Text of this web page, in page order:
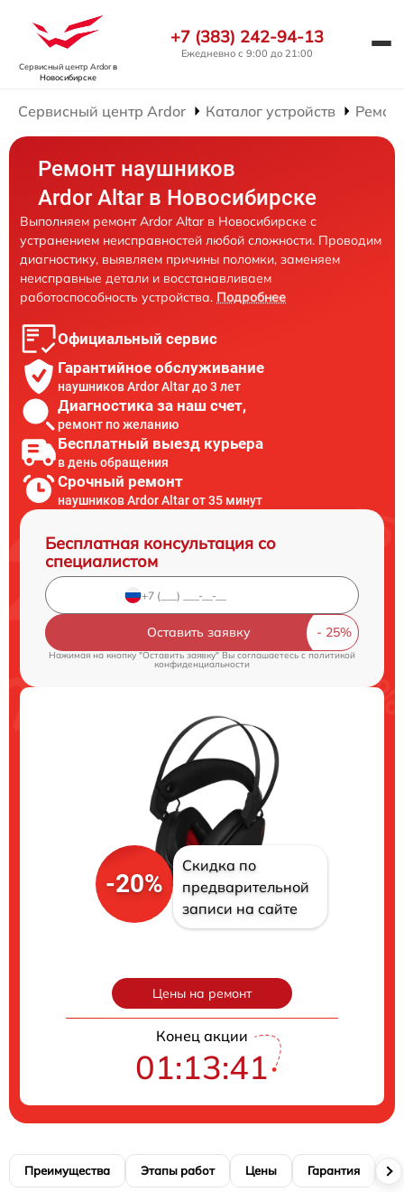
Сервисный центр Ardorв
Новосибирске
+7 (383) 242-94-13
Ежедневно с 9:00 до 21:00
Сервисный центр Ardor Каталог устройств
Ремонт наушников
Ardor Аltar в Новосибирске
Выполняем ремонт Ardor Аltar в Новосибирске с
устранением неисправностей любой сложности. Проводим
диагностику, выявляем причины поломки, заменяем
неисправные детали и восстанавливаем
работоспособность устройства. Подробнее
Официальный сервис
Гарантийное обслуживание
наушников Ardor Аltar до 3 лет
Диагностика за наш счет,
ремонт по желанию
Бесплатный выезд курьера
в день обращения
Срочный ремонт
наушников Ardor Аltar от 35 минут
Бесплатная консультация со
специалистом
Оставить заявку
Нажимая на кнопку "Оставить заявку" Вы соглашаетесь cполитикой
конфиденциальности
-20%
Скидка по
предварительной
записи на сайте
Цены на ремонт
Конец акции
01:13:40
Преимущества Этапы работ Цены Гарантия